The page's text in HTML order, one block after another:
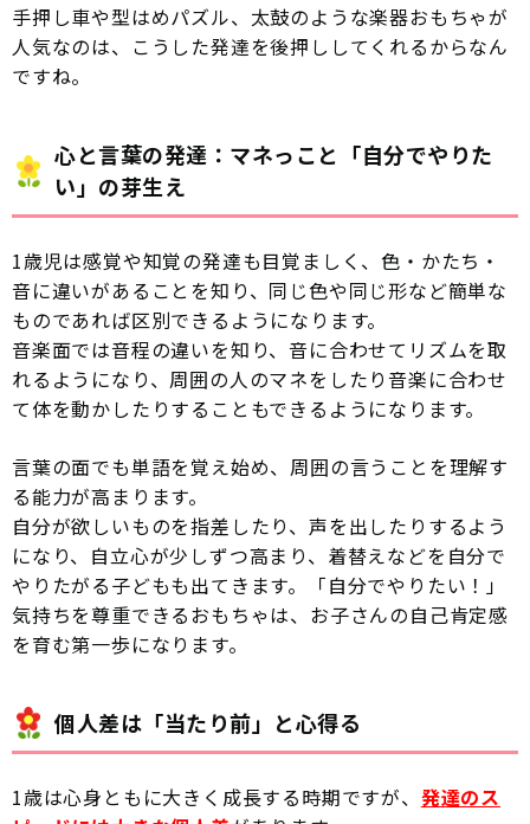
手押し車や型はめパズル、太鼓のような楽器おもちゃが
人気なのは、こうした発達を後押ししてくれるからなん
ですね。
心と言葉の発達：マネっこと「自分でやりた
い」の芽生え
1歳児は感覚や知覚の発達も目覚ましく、色・かたち・
音に違いがあることを知り、同じ色や同じ形など簡単な
ものであれば区別できるようになります。
音楽面では音程の違いを知り、音に合わせてリズムを取
れるようになり、周囲の人のマネをしたり音楽に合わせ
て体を動かしたりすることもできるようになります。
言葉の面でも単語を覚え始め、周囲の言うことを理解す
る能力が高まります。
自分が欲しいものを指差したり、声を出したりするよう
になり、自立心が少しずつ高まり、着替えなどを自分で
やりたがる子どもも出てきます。「自分でやりたい！」
気持ちを尊重できるおもちゃは、お子さんの自己肯定感
を育む第一歩になります。
個人差は「当たり前」と心得る
1歳は心身ともに大きく成長する時期ですが、 発達のス